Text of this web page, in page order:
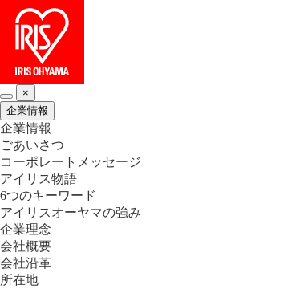
×
企業情報
企業情報
ごあいさつ
コーポレートメッセージ
アイリス物語
6つのキーワード
アイリスオーヤマの強み
企業理念
会社概要
会社沿革
所在地